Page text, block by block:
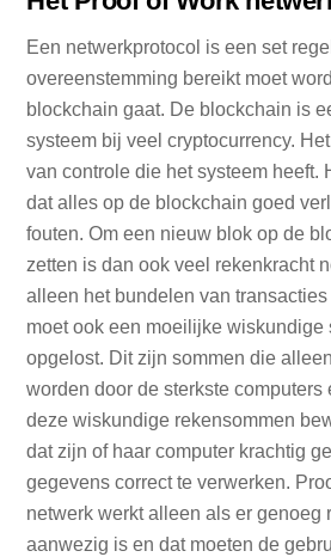
Een netwerkprotocol is een set
overeenstemming bereikt moet
blockchain gaat. De blockchain is
systeem bij veel cryptocurrency.
van controle die het systeem heeft.
dat alles op de blockchain goed
fouten. Om een nieuw blok op de
zetten is dan ook veel rekenkracht
alleen het bundelen van
moet ook een moeilijke wiskundige
opgelost. Dit zijn sommen die
worden door de sterkste computers
deze wiskundige rekensommen
dat zijn of haar computer krachtig
gegevens correct te verwerken.
netwerk werkt alleen als er genoeg
aanwezig is en dat moeten de